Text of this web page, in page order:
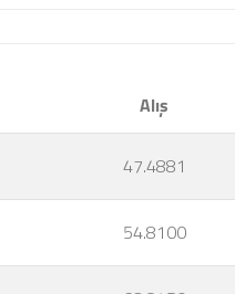
Alış
47.4881
54.8100